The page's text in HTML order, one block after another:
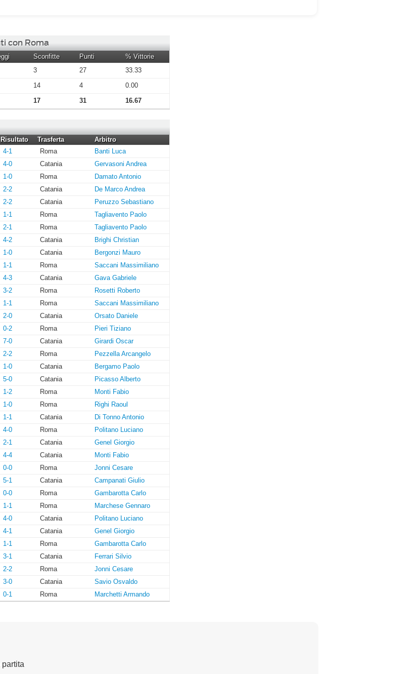
con Roma
Sconfitte Punti
% Vittorie
3 27
33.33
14 4
0.00
17 31 16.67
Risultato Trasferta
Arbitro
4-1 Roma
Banti Luca
4-0 Catania
Gervasoni Andrea
1-0 Roma
Damato Antonio
2-2 Catania
De Marco Andrea
2-2 Catania
Peruzzo Sebastiano
1-1 Roma
Tagliavento Paolo
2-1 Roma
Tagliavento Paolo
4-2 Catania
Brighi Christian
1-0 Catania
Bergonzi Mauro
1-1 Roma
Saccani Massimiliano
4-3 Catania
Gava Gabriele
3-2 Roma
Rosetti Roberto
1-1 Roma
Saccani Massimiliano
2-0 Catania
Orsato Daniele
0-2 Roma
Pieri Tiziano
7-0 Catania
Girardi Oscar
2-2 Roma
Pezzella Arcangelo
1-0 Catania
Bergamo Paolo
5-0 Catania
Picasso Alberto
1-2 Roma
Monti Fabio
1-0 Roma
Righi Raoul
1-1 Catania
Di Tonno Antonio
4-0 Roma
Politano Luciano
2-1 Catania
Genel Giorgio
4-4 Catania
Monti Fabio
0-0 Roma
Jonni Cesare
5-1 Catania
Campanati Giulio
0-0 Roma
Gambarotta Carlo
1-1 Roma
Marchese Gennaro
4-0 Catania
Politano Luciano
4-1 Catania
Genel Giorgio
1-1 Roma
Gambarotta Carlo
3-1 Catania
Ferrari Silvio
2-2 Roma
Jonni Cesare
3-0 Catania
Savio Osvaldo
0-1 Roma Marchetti Armando
partita